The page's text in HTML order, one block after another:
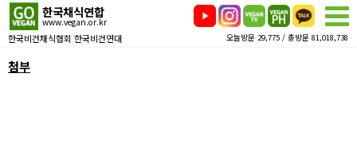
한국채식연합
www.vegan.or.kr
한국비건채식협회 한국비건연대 오늘방문 29,775 / 총방문 81,018,738
첨부